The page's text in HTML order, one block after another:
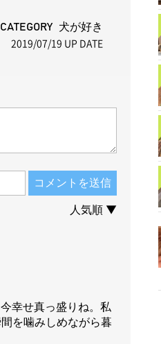
CATEGORY 犬が好き
2019/07/19 UP DATE